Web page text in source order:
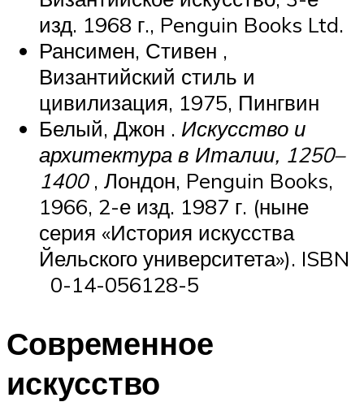
изд. 1968 г., Penguin Books Ltd.
Рансимен, Стивен ,
Византийский стиль и
цивилизация, 1975, Пингвин
Белый, Джон . Искусство и
архитектура в Италии, 1250–
1400 , Лондон, Penguin Books,
1966, 2-е изд. 1987 г. (ныне
серия «История искусства
Йельского университета»). ISBN
0-14-056128-5
Современное
искусство